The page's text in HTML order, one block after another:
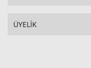
ÜYELİK